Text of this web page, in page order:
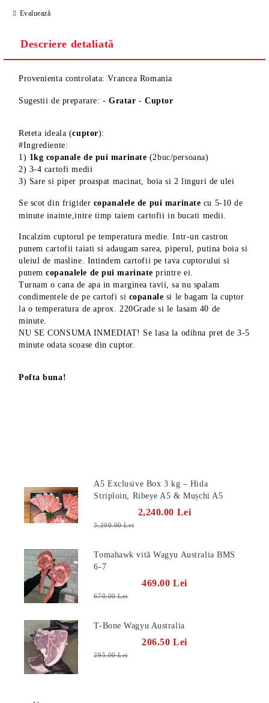
Evaluează
Descriere detaliată
Provenienta controlata: Vrancea Romania
Sugestii de preparare: - Gratar -Cuptor
Reteta ideala (cuptor):
#Ingrediente:
1) 1kg copanale de pui marinate (2buc/persoana)
2) 3-4 cartofi medii
3) Sare si piper proaspat macinat, boia si 2 linguri de ulei
Se scot din frigider copanalele de pui marinate cu 5-10 de
minute inainte,intre timp taiem cartofii in bucati medii.
Incalzim cuptorul pe temperatura medie. Intr-un castron
punem cartofii taiati si adaugam sarea, piperul, putina boia si
uleiul de masline. Intindem cartofii pe tava cuptorului si
punemcopanalele de pui marinate printre ei.
Turnam o cana de apa in marginea tavii, sa nu spalam
condimentele de pe cartofi si copanale si le bagam la cuptor
la o temperatura de aprox. 220Grade si le lasam 40 de
minute.
NU SE CONSUMA INMEDIAT! Se lasa la odihna pret de 3-5
minute odata scoase din cuptor.
Pofta buna!
A5 Exclusive Box 3 kg – Hida
Striploin, Ribeye A5 & Mușchi A5
2,240.00 Lei
3,200.00 Lei
Tomahawk vită Wagyu Australia BMS
6-7
469.00 Lei
670.00 Lei
T-Bone Wagyu Australia
206.50 Lei
295.00 Lei